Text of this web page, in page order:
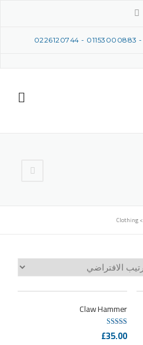
-
01153000883
-
‎0226120744
>
Clothing
Claw Hammer
تم التقييم
4.50
£35.00